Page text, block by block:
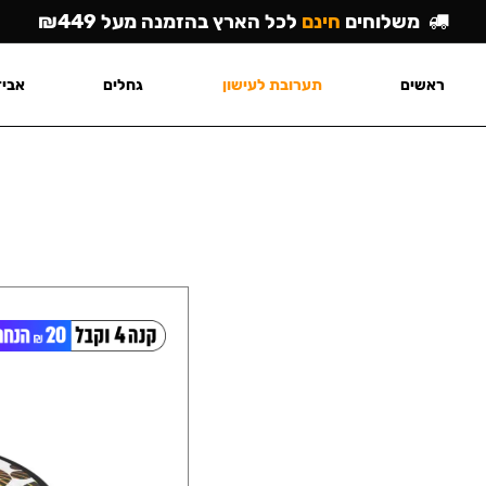
משלוחים חינם לכל הארץ בהזמנה מעל ₪449
ראשים תערובת לעישון גחלים